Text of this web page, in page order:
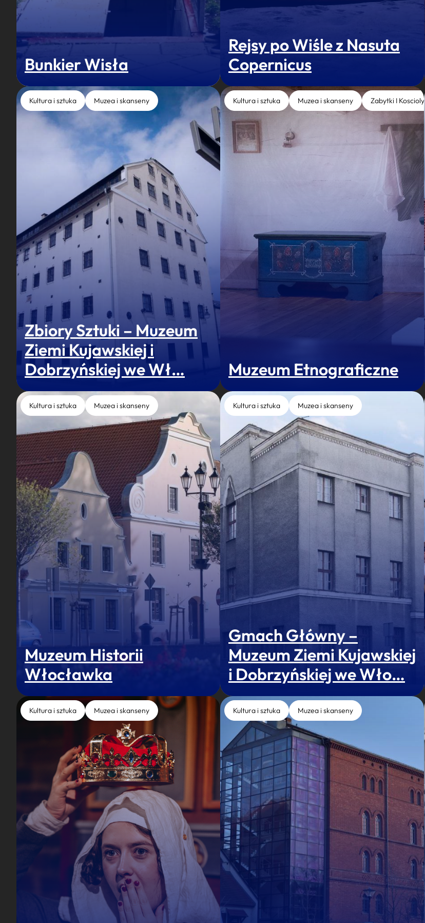
Bunkier Wisła
Rejsy po Wiśle z Nasuta
Copernicus
Kultura i sztuka Muzea i skanseny
Zbiory Sztuki – Muzeum
Ziemi Kujawskiej i
Dobrzyńskiej we Wł…
Kultura i sztuka Muzea i skanseny Zabytki I Koscioly
Muzeum Etnograficzne
Kultura i sztuka Muzea i skanseny
Muzeum Historii
Włocławka
Kultura i sztuka Muzea i skanseny
Gmach Główny –
Muzeum Ziemi Kujawskiej
i Dobrzyńskiej we Wło…
Kultura i sztuka Muzea i skanseny Kultura i sztuka Muzea i skanseny